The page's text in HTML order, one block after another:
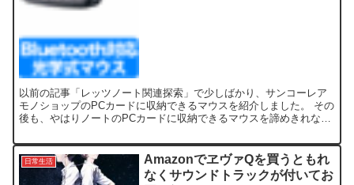
以前の記事「レッツノート関連探索」で少しばかり、サンコーレア
モノショップのPCカードに収納できるマウスを紹介しました。 その
後も、やはりノートのPCカードに収納できるマウスを諦めきれな
日常生活
AmazonでヱヴァQを買うともれ
なくサウンドトラックが付いてお